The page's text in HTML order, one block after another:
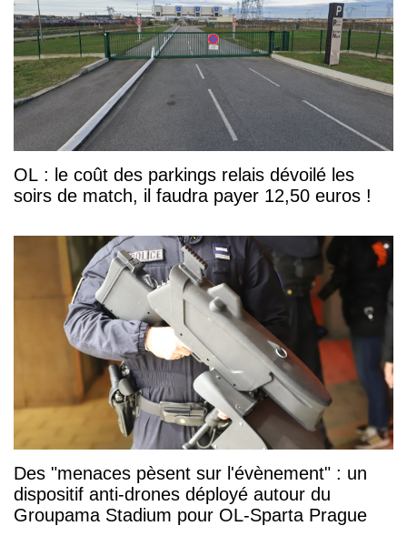
OL : le coût des parkings relais dévoilé les
soirs de match, il faudra payer 12,50 euros !
Des "menaces pèsent sur l'évènement" : un
dispositif anti-drones déployé autour du
Groupama Stadium pour OL-Sparta Prague